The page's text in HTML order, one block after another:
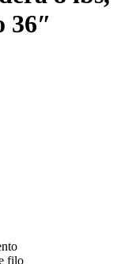
36″
filo